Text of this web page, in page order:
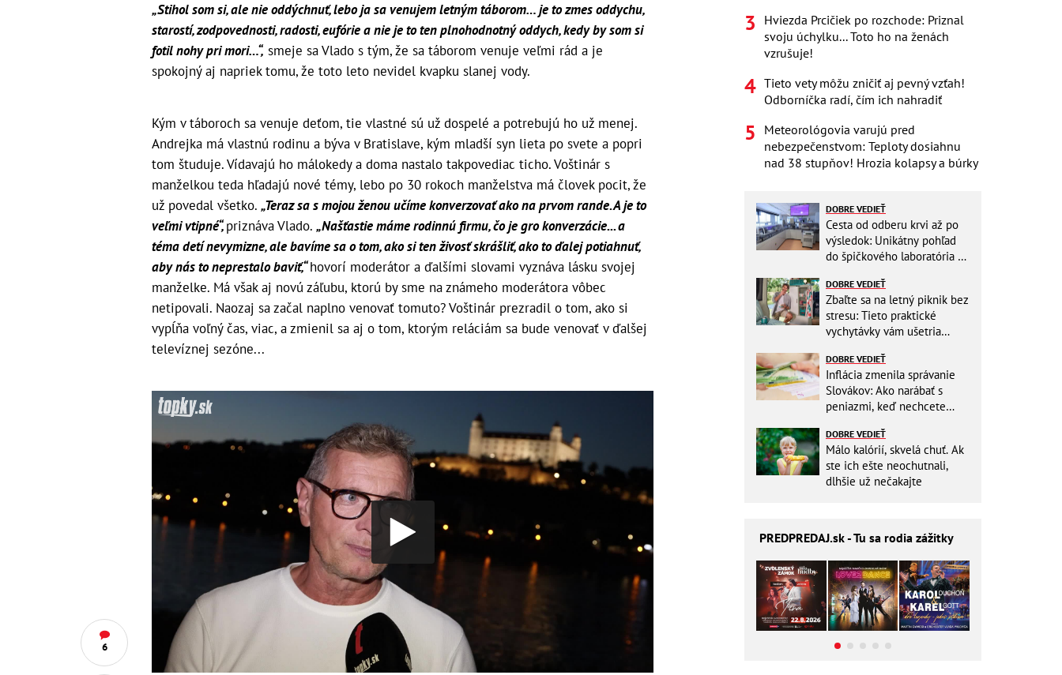
6
„Stihol som si, ale nie oddýchnuť, lebo ja sa venujem letným táborom… je to zmes oddychu,
starostí, zodpovednosti, radosti, eufórie a nie je to ten plnohodnotný oddych, kedy by som si
fotil nohy pri mori…“, smeje sa Vlado s tým, že sa táborom venuje veľmi rád a je
spokojný aj napriek tomu, že toto leto nevidel kvapku slanej vody.
Kým v táboroch sa venuje deťom, tie vlastné sú už dospelé a potrebujú ho už menej.
Andrejka má vlastnú rodinu a býva v Bratislave, kým mladší syn lieta po svete a popri
tom študuje. Vídavajú ho málokedy a doma nastalo takpovediac ticho. Voštinár s
manželkou teda hľadajú nové témy, lebo po 30 rokoch manželstva má človek pocit, že
už povedal všetko. „Teraz sa s mojou ženou učíme konverzovať ako na prvom rande. A je to
veľmi vtipné“,priznáva Vlado. „Našťastie máme rodinnú firmu, čo je gro konverzácie... a
téma detí nevymizne, ale bavíme sa o tom, ako si ten živosť skrášliť, ako to ďalej potiahnuť,
aby nás to neprestalo baviť,“hovorí moderátor a ďalšími slovami vyznáva lásku svojej
manželke. Má však aj novú záľubu, ktorú by sme na známeho moderátora vôbec
netipovali. Naozaj sa začal naplno venovať tomuto? Voštinár prezradil o tom, ako si
vypĺňa voľný čas, viac, a zmienil sa aj o tom, ktorým reláciám sa bude venovať v ďalšej
televíznej sezóne...
Hviezda Prcičiek po rozchode: Priznal
svoju úchylku... Toto ho na ženách
vzrušuje!
Tieto vety môžu zničiť aj pevný vzťah!
Odborníčka radí, čím ich nahradiť
Meteorológovia varujú pred
nebezpečenstvom: Teploty dosiahnu
nad 38 stupňov! Hrozia kolapsy a búrky
DOBRE VEDIEŤ
Cesta od odberu krvi až po
výsledok: Unikátny pohľad
do špičkového laboratória na
DOBRE VEDIEŤ
Zbaľte sa na letný piknik bez
stresu: Tieto praktické
vychytávky vám ušetria
DOBRE VEDIEŤ
Inflácia zmenila správanie
Slovákov: Ako narábať s
peniazmi, keď nechcete
DOBRE VEDIEŤ
Málo kalórií, skvelá chuť. Ak
ste ich ešte neochutnali,
dlhšie už nečakajte
PREDPREDAJ.sk - Tu sa rodia zážitky